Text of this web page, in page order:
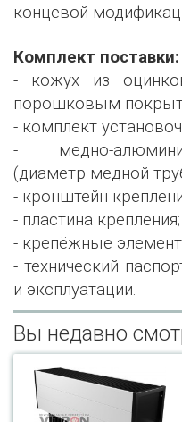
концевой
Комплект поставки:
- кожух из
порошковым
- комплект
- медно-
(диаметр медной
- кронштейн
- пластина крепления;
- крепёжные
- технический
и эксплуатации.
Вы недавно